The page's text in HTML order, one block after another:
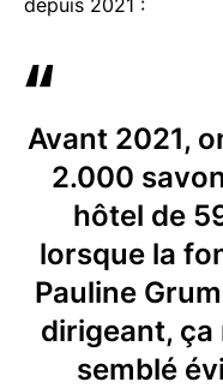
depuis 2021 :
Avant 2021,
2.000
hôtel de
lorsque la
Pauline
dirigeant,
semblé